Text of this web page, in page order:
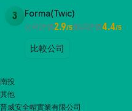
3 Forma(Twic)
公司評價2.9/5面試評價4.4/5
比較公司
南投
其他
普威安全帽實業有限公司